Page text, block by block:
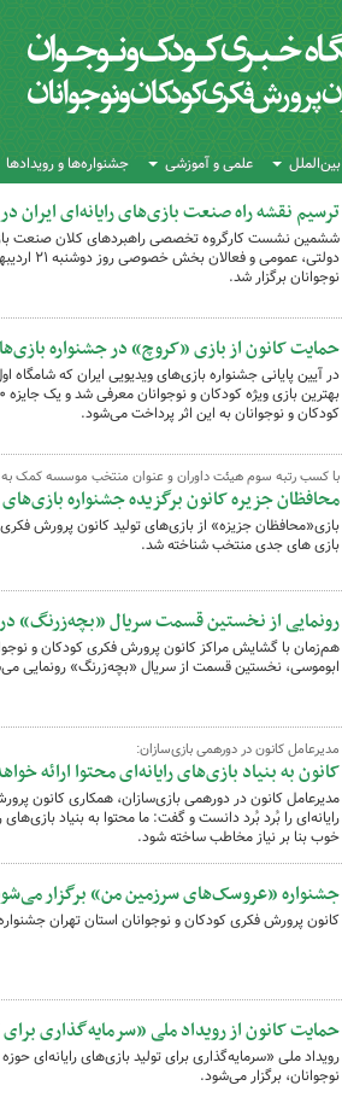
بین‌الملل علمی و آموزشی جشنواره‌ها و رویدادها
ترسیم نقشه راه صنعت بازی‌های رایانه‌ای ایران
ششمین نشست کارگروه تخصصی راهبردهای کلان صنعت
دولتی،
نوجوانان برگزار شد.
حمایت کانون از بازی «کروچ» در جشنواره
کودکان و نوجوانان به این اثر پرداخت می‌شود.
با کسب رتبه سوم هیئت داوران و عنوان منتخب موسسه کمک
محافظان جزیره کانون برگزیده جشنواره
بازی«محافظان جزیزه» از بازی‌های تولید کانون پرورش
بازی های جدی منتخب شناخته شد.
رونمایی از نخستین قسمت سریال «بچه‌زرنگ»
هم‌زمان با گشایش مراکز کانون پرورش فکری کودکان و
ابوموسی، نخستین قسمت از سریال «بچه‌زرنگ» رونمایی
مدیرعامل کانون در دورهمی بازی‌سازان:
کانون به بنیاد بازی‌های رایانه‌ای محتوا ارائه
مدیرعامل کانون در دورهمی بازی‌سازان، همکاری کانون
رایانه‌ای را بُرد بُرد دانست و گفت: ما محتوا به بنیاد
خوب بنا بر نیاز مخاطب ساخته شود.
جشنواره «عروسک‌های سرزمین من» برگزار
کانون پرورش فکری کودکان و نوجوانان استان تهران
حمایت کانون از رویداد ملی «سرمایه‌گذاری
‌رویداد ملی «سرمایه‌گذاری برای تولید بازی‌های رایانه‌ای
نوجوانان، برگزار می‌شود.